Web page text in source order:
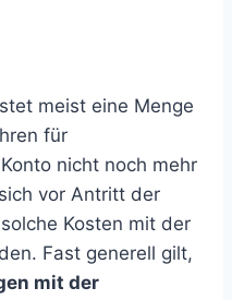
meist eine Menge
für
nicht noch mehr
vor Antritt der
Kosten mit der
Fast generell gilt,
mit der